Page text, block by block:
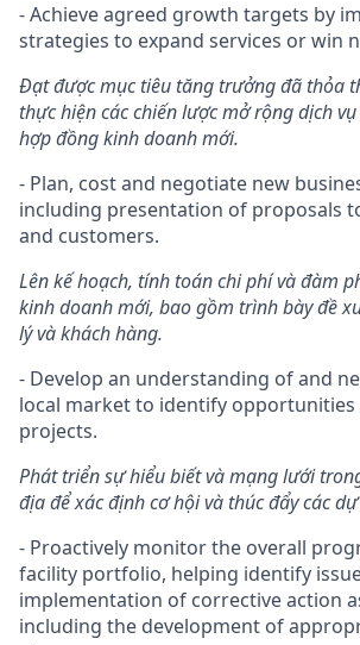
- Achieve agreed growth targets by
strategies to expand services or win
Đạt được mục tiêu tăng trưởng đã thỏa
thực hiện các chiến lược mở rộng dịch
hợp đồng kinh doanh mới.
- Plan, cost and negotiate new
including presentation of proposals
and customers.
Lên kế hoạch, tính toán chi phí và đàm
kinh doanh mới, bao gồm trình bày đề
lý và khách hàng.
- Develop an understanding of and
local market to identify opportunities
projects.
Phát triển sự hiểu biết và mạng lưới
địa để xác định cơ hội và thúc đẩy các
- Proactively monitor the overall
facility portfolio, helping identify
implementation of corrective action
including the development of